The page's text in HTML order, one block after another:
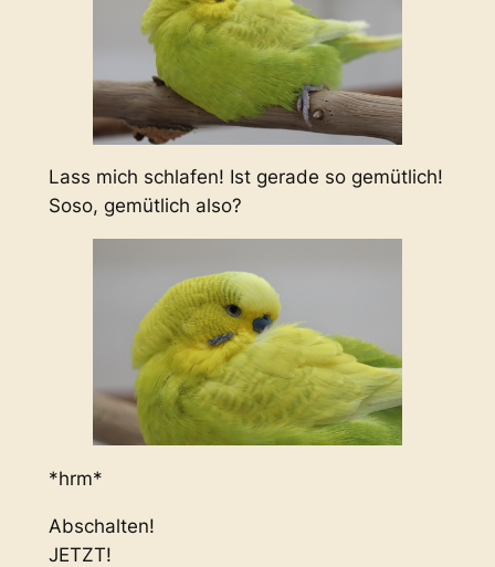
Lass mich schlafen! Ist gerade so gemütlich!
Soso, gemütlich also?
*hrm*
Abschalten!
JETZT!